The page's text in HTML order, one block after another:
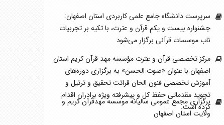
سرپرست دانشگاه جامع علمی کاربردی استان اصفهان:
جشنواره بیست و یکم قرآن و عترت، با تکیه بر تجربیات
ناب موسسات قرآنی برگزار می‌شود
مرکز تخصصی قرآن و عترت مؤسسه مهد قرآن کریم استان
اصفهان با عنوان «صوت الحسن» به برگزاری دوره‌های
آموزش تخصصی فنون الحان قرائت تحقیق و ترتیل و
تجوید مقدماتی حفظ کل و پیشرفته ویژه برادران اقدام
کرده است.
برگزاری مجمع عمومی سالیانه موسسه مهدقرآن کریم و
ولایت استان اصفهان